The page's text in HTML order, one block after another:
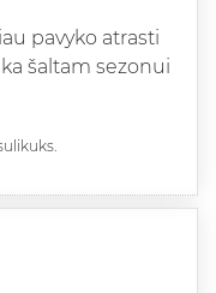
pavyko atrasti
šaltam sezonui